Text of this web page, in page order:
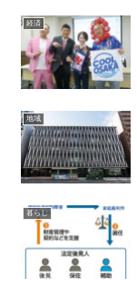
経済
地域
暮らし